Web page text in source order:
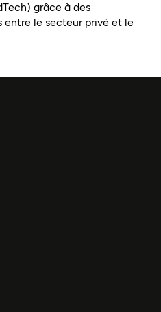
grâce à des
entre le secteur privé et le